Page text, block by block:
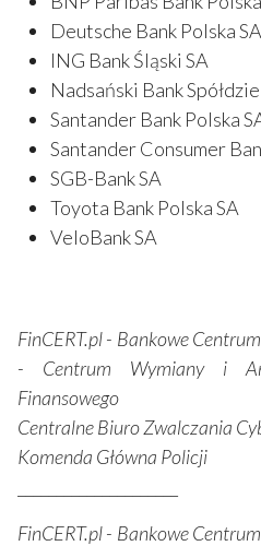
Deutsche Bank Polska SA
ING Bank Śląski SA
Nadsański Bank
Santander Bank Polska
Santander Consumer
SGB-Bank SA
Toyota Bank Polska SA
VeloBank SA
FinCERT.pl - Bankowe
- Centrum Wymiany i
Finansowego
Centralne Biuro Zwalczania
Komenda Główna Policji
FinCERT.pl - Bankowe